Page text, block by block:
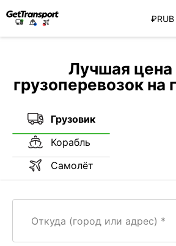
₽RUB
Лучшая цена
грузоперевозок на
Грузовик
Корабль
Самолёт
Откуда (город или адрес)